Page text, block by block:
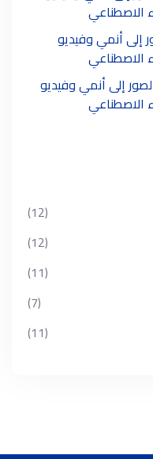
إلى أنمي وفيديو
إلى أنمي وفيديو
(12)
(12)
(11)
(7)
(11)